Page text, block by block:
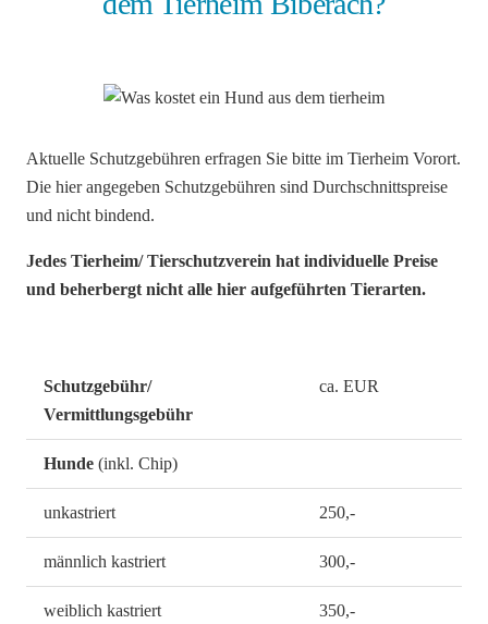
Aktuelle Schutzgebühren erfragen Sie bitte im Tierheim Vorort.
Die hier angegeben Schutzgebühren sind Durchschnittspreise
und nicht bindend.
Jedes Tierheim/ Tierschutzverein hat individuelle Preise
und beherbergt nicht alle hier aufgeführten Tierarten.
Schutzgebühr/
Vermittlungsgebühr
ca. EUR
Hunde (inkl. Chip)
unkastriert 250,-
männlich kastriert 300,-
weiblich kastriert 350,-